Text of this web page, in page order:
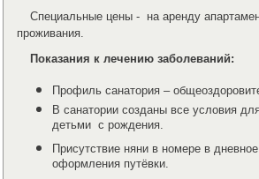
Специальные цены - на аренду
проживания.
Показания к лечению заболеваний:
Профиль санатория –
В санатории созданы все условия
детьми с рождения.
Присутствие няни в номере в
оформления путёвки.